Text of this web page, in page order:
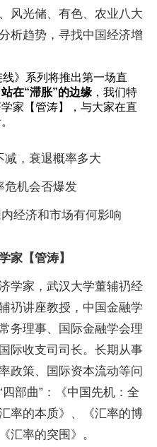
风光储、有色、农业八大
析趋势，寻找中国经济增
》系列将推出第一场直
在“滞胀”的边缘 ，我们特
家【管涛】，与大家在直
减，衰退概率多大
危机会否爆发
经济和市场有何影响
家【管涛】
学家，武汉大学董辅礽经
礽讲座教授，中国金融学
务理事、国际金融学会理
际收支司司长。长期从事
政策、国际资本流动等问
部曲”：《中国先机：全
率的本质》、《汇率的博
汇率的突围》。